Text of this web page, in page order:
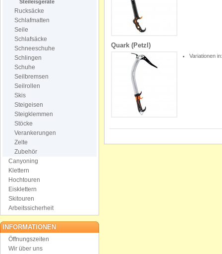
Quark (Petzl)
Variationen
Steileisgeräte
Rucksäcke
Schlafmatten
Seile
Schlafsäcke
Schneeschuhe
Schlingen
Schuhe
Seilbremsen
Seilrollen
Skis
Steigeisen
Steigklemmen
Stöcke
Verankerungen
Zelte
Zubehör
Canyoning
Klettern
Hochtouren
Eisklettern
Skitouren
Arbeitssicherheit
INFORMATIONEN
Öffnungszeiten
Wir über uns